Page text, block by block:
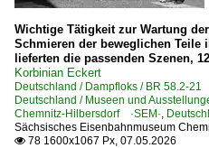
Wichtige Tätigkeit zur Wartung
Schmieren der beweglichen Teile
lieferten die passenden Szenen,
Korbinian Eckert
Deutschland / Dampfloks / BR 58.2-
Deutschland / Museen und
Chemnitz-Hilbersdorf ·SEM·,
Sächsisches Eisenbahnmuseum
 78 1600x1067 Px, 07.05.2026